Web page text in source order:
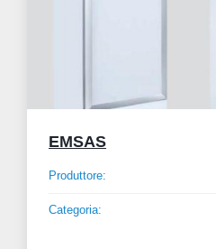
EMSAS
Produttore:
Categoria: